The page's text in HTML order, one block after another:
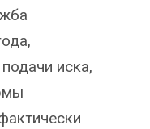
иска,